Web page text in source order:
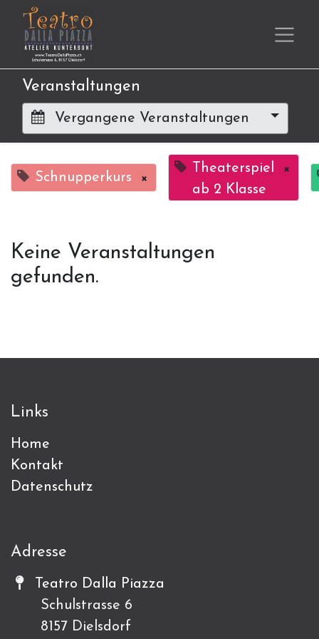
Veranstaltungen
Vergangene Veranstaltungen
Schnupperkurs ×
Theaterspiel
ab 2 Klasse
×
Keine Veranstaltungen
gefunden.
Links
Home
Kontakt
Datenschutz
Adresse
Teatro Dalla Piazza
Schulstrasse 6
8157 Dielsdorf